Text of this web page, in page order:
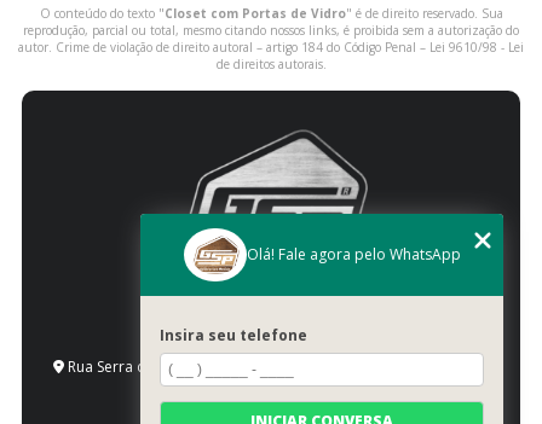
O conteúdo do texto "Closet com Portas de Vidro" é de direito reservado. Sua
reprodução, parcial ou total, mesmo citando nossos links, é proibida sem a autorização do
autor. Crime de violação de direito autoral – artigo 184 do Código Penal – Lei 9610/98 - Lei
de direitos autorais.
ENDEREÇO
Rua Serra de Bragança, 1492 - Vila Gomes Cardim - São Paulo
- SP - CEP: 03318-000
SIGA-NOS!
Olá! Fale agora pelo WhatsApp
Insira seu telefone